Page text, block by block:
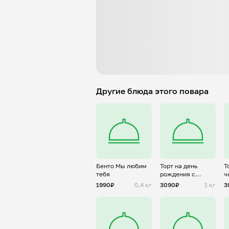
Другие блюда этого повара
Бенто Мы любим
тебя
1990₽
0,4 кг
Торт на день
рождения с
золотой надписью
3090₽ 1 кг